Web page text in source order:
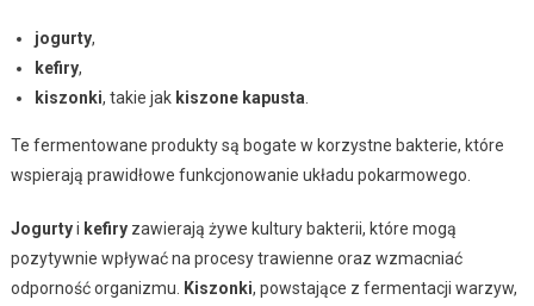
jogurty,
kefiry,
kiszonki, takie jak kiszone kapusta
Te fermentowane produkty są bogate w korzystne bakterie, które
wspierają prawidłowe funkcjonowanie układu pokarmowego.
Jogurtyi kefiryzawierają żywe kultury bakterii, które mogą
pozytywnie wpływać na procesy trawienne oraz wzmacniać
odporność organizmu.
Kiszonki, powstające z fermentacji warzyw,